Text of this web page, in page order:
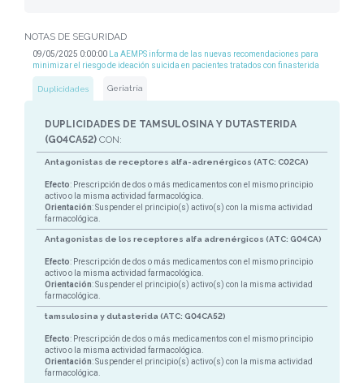
NOTAS DE SEGURIDAD
09/05/2025 0:00:00
La AEMPS informa de las nuevas recomendaciones para
minimizar el riesgo de ideación suicida en pacientes tratados con finasterida
Duplicidades Geriatría
DUPLICIDADES DE TAMSULOSINA Y DUTASTERIDA
(G04CA52) CON:
Antagonistas de receptores alfa-adrenérgicos (ATC: C02CA)
Efecto: Prescripción de dos o más medicamentos con el mismo principio
activo o la misma actividad farmacológica.
Orientación: Suspender el principio(s) activo(s) con la misma actividad
farmacológica.
Antagonistas de los receptores alfa adrenérgicos (ATC: G04CA)
Efecto: Prescripción de dos o más medicamentos con el mismo principio
activo o la misma actividad farmacológica.
Orientación: Suspender el principio(s) activo(s) con la misma actividad
farmacológica.
tamsulosina y dutasterida (ATC: G04CA52)
Efecto: Prescripción de dos o más medicamentos con el mismo principio
activo o la misma actividad farmacológica.
Orientación: Suspender el principio(s) activo(s) con la misma actividad
farmacológica.